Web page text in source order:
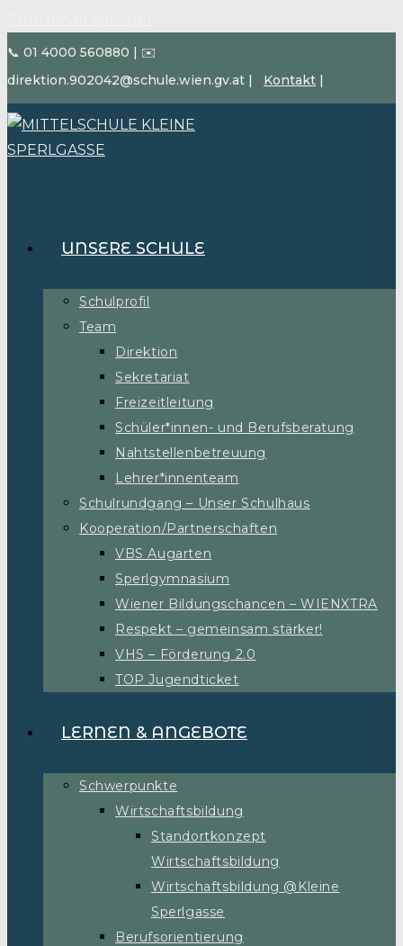
📞 01 4000 560880 | ✉️
direktion.902042@schule.wien.gv.at | Kontakt |
UNSERE SCHULE
Schulprofil
Team
Direktion
Sekretariat
Freizeitleitung
Schüler*innen- und Berufsberatung
Nahtstellenbetreuung
Lehrer*innenteam
Schulrundgang – Unser Schulhaus
Kooperation/Partnerschaften
VBS Augarten
Sperlgymnasium
Wiener Bildungschancen – WIENXTRA
Respekt – gemeinsam stärker!
VHS – Förderung 2.0
TOP Jugendticket
LERNEN & ANGEBOTE
Schwerpunkte
Wirtschaftsbildung
Standortkonzept
Wirtschaftsbildung
Wirtschaftsbildung @Kleine
Sperlgasse
Berufsorientierung